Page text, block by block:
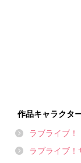
作品キャラクタ
ラブライブ！
ラブライブ！